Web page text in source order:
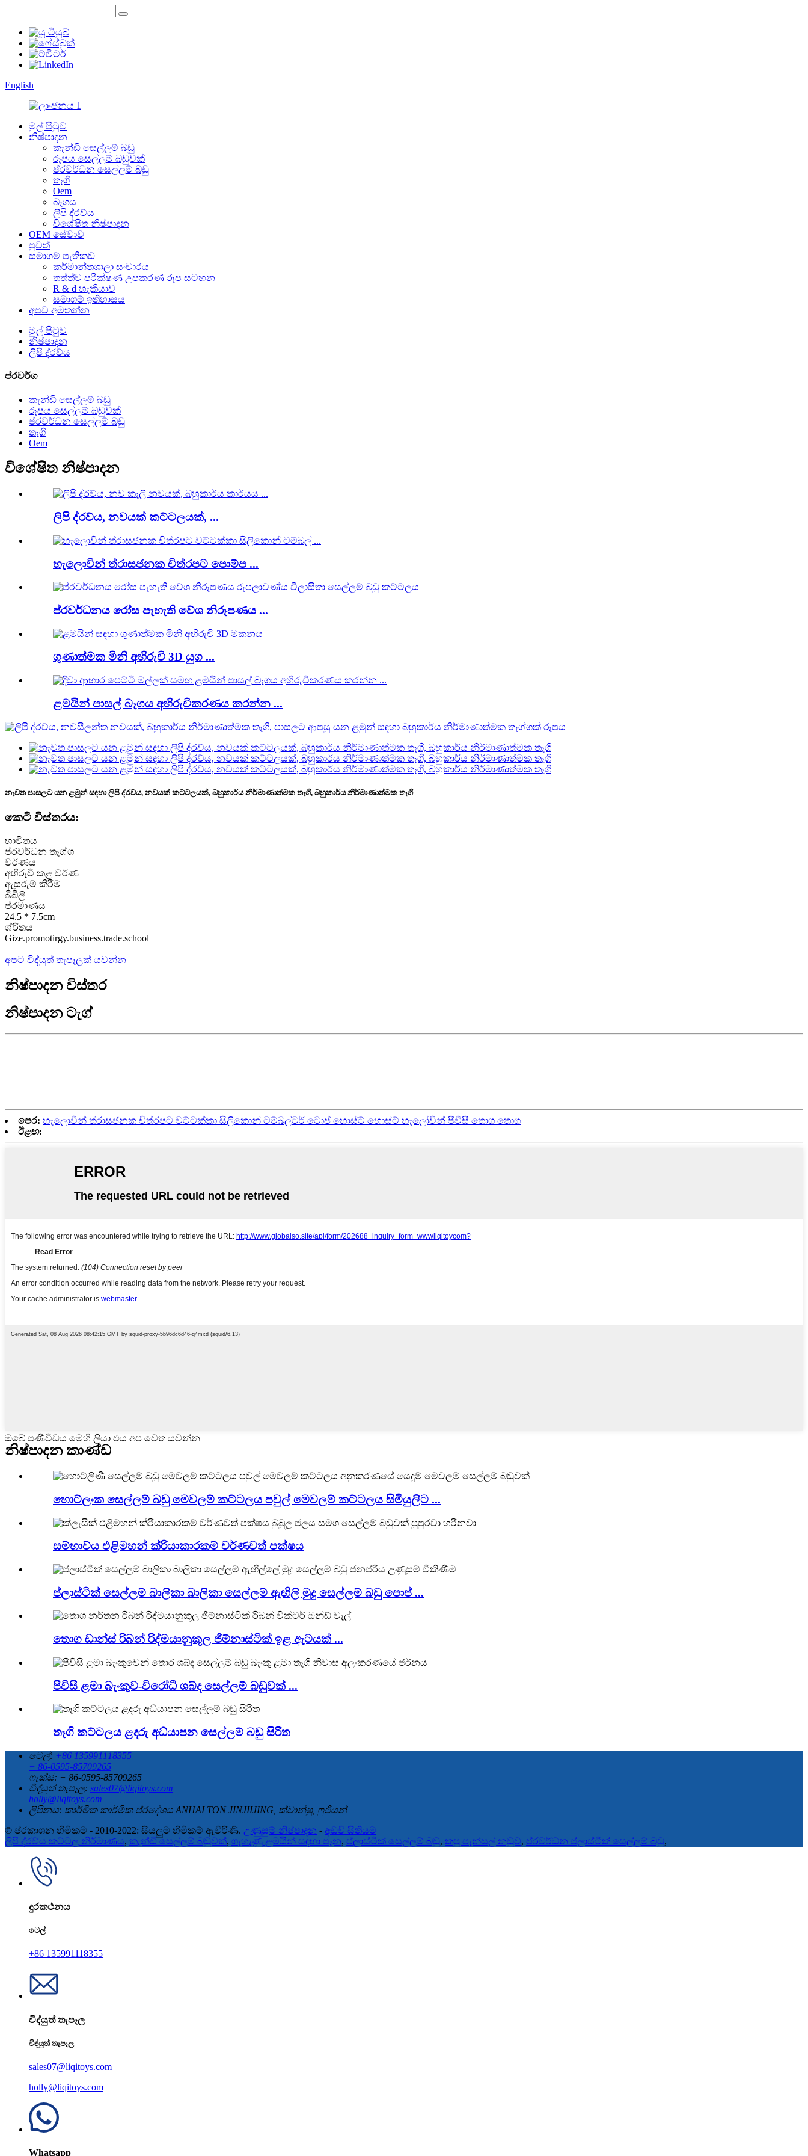
English
මුල් පිටුව
නිෂ්පාදන
කැන්ඩි සෙල්ලම් බඩු
රූපය සෙල්ලම් බඩුවක්
ප්රවර්ධන සෙල්ලම් බඩු
තෑගි
Oem
බෑගය
ලිපි ද්රව්ය
විශේෂිත නිෂ්පාදන
OEM සේවාව
පුවත්
සමාගම් පැතිකඩ
කර්මාන්තශාලා සංචාරය
තත්ත්ව පරීක්ෂණ උපකරණ රූප සටහන
R & d හැකියාව
සමාගම් ඉතිහාසය
අපව අමතන්න
මුල් පිටුව
නිෂ්පාදන
ලිපි ද්රව්ය
ප්රවර්ග
කැන්ඩි සෙල්ලම් බඩු
රූපය සෙල්ලම් බඩුවක්
ප්රවර්ධන සෙල්ලම් බඩු
තෑගි
Oem
විශේෂිත නිෂ්පාදන
ලිපි ද්රව්ය, නවයක් කට්ටලයක්, ...
හැලොවීන් ත්රාසජනක චිත්රපට පොම්ප ...
ප්රවර්ධනය රෝස පැහැති වේශ නිරූපණය ...
ගුණාත්මක මිනි අභිරුචි 3D යුග ...
ළමයින් පාසල් බෑගය අභිරුචිකරණය කරන්න ...
නැවත පාසලට යන ළමුන් සඳහා ලිපි ද්රව්ය, නවයක් කට්ටලයක්, බහුකාර්ය නිර්මාණාත්මක තෑගි, බහුකාර්ය නිර්මාණාත්මක තෑගි
කෙටි විස්තරය:
භාවිතය
ප්රවර්ධන තෑග්ග
වර්ණය
අභිරුචි කළ වර්ණ
ඇසුරුම් කිරීම
බිබිලි
ප්රමාණය
24.5 * 7.5cm
ශ්රිතය
Gize.promotirgy.business.trade.school
අපට විද්යුත් තැපෑලක් යවන්න
නිෂ්පාදන විස්තර
නිෂ්පාදන ටැග්
පෙර: හැලොවීන් ත්රාසජනක චිත්රපට වට්ටක්කා සිලිකොන් ටම්බල්ටර් ටොප් හොස්ට් හොස්ට් හැලෝවීන් පීවීසී තොග තොග
ඊළඟ:
ඔබේ පණිවිඩය මෙහි ලියා එය අප වෙත යවන්න
නිෂ්පාදන කාණ්ඩ
හොට්ලංක සෙල්ලම් බඩු මෙවලම් කට්ටලය පවුල් මෙවලම් කට්ටලය සිමියුලිට ...
සම්භාව්ය එළිමහන් ක්රියාකාරකම් වර්ණවත් පක්ෂය
ප්ලාස්ටික් සෙල්ලම් බාලිකා බාලිකා සෙල්ලම් ඇඟිලි මුදු සෙල්ලම් බඩු පොප් ...
තොග ඩාන්ස් රිබන් රිද්මයානුකූල ජිම්නාස්ටික් ඉළ ඇටයක් ...
පීවීසී ළමා බැංකුව-විරෝධී ශබ්ද සෙල්ලම් බඩුවක් ...
තෑගි කට්ටලය ළදරු අධ්යාපන සෙල්ලම් බඩු සිරිත
ටෙල්: +86 135991118355
+ 86-0595-85709265
ෆැක්ස්: + 86-0595-85709265
විද්යුත් තැපෑල: sales07@liqitoys.com
holly@liqitoys.com
ලිපිනය: කාර්මික කාර්මික ප්රදේශය ANHAI TON JINJIIJING, ක්වාන්ෂු, ෆුජියන්
© ප්රකාශන හිමිකම - 2010-2022: සියලුම හිමිකම් ඇවිරිණි. උණුසුම් නිෂ්පාදන - අඩවි සිතියම
ලිපි ද්රව්ය කට්ටල නිර්මාණය, කැන්ඩි සෙල්ලම් බඩුවක්, ගැහැණු ළමයින් සඳහා පෑන, ප්ලාස්ටික් සෙල්ලම් බඩු, කපු පැන්සල් නඩුව, ප්රවර්ධන ප්ලාස්ටික් සෙල්ලම් බඩු,
දුරකථනය
ටෙල්
+86 135991118355
විද්යුත් තැපෑල
විද්යුත් තැපෑල
sales07@liqitoys.com
holly@liqitoys.com
Whatsapp